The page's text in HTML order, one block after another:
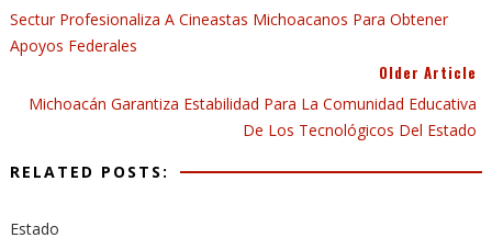
Sectur Profesionaliza A Cineastas Michoacanos Para Obtener
Apoyos Federales
Older Article
Michoacán Garantiza Estabilidad Para La Comunidad Educativa
De Los Tecnológicos Del Estado
RELATED POSTS:
Estado